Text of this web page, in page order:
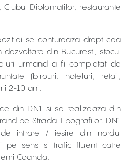
Clubul Diplomatilor, restaurante
se contureaza drept cea
din Bucuresti, stocul
urmand a fi completat de
(birouri, hoteluri, retail,
2-10 ani.
din DN1 si se realizeaza din
pe Strada Tipografilor. DN1
intrare / iesire din nordul
pe sens si trafic fluent catre
Coanda.